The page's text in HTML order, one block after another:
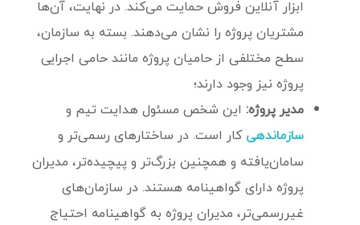
ابزار آنلاین فروش حمایت می‌کند. در نهایت، آن‌ها
مشتریان پروژه را نشان می‌دهند. بسته به سازمان،
سطح مختلفی از حامیان پروژه مانند حامی اجرایی
پروژه نیز وجود دارند؛
مدیر پروژه: این شخص مسئول هدایت تیم و
سازماندهی کار است. در ساختار‌های رسمی‌تر و
سامان‌یافته و همچنین بزرگ‌تر و پیچیده‌تر، مدیران
پروژه دارای گواهینامه هستند. در سازمان‌های
غیررسمی‌تر، مدیران پروژه به گواهینامه احتیاج